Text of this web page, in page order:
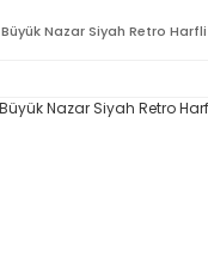
Büyük Nazar Siyah Retro